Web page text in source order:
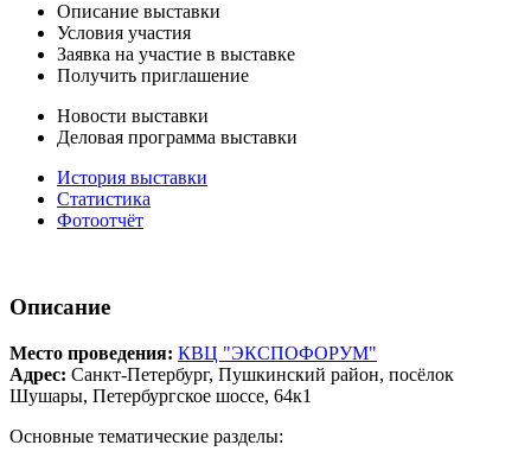
Описание выставки
Условия участия
Заявка на участие в выставке
Получить приглашение
Новости выставки
Деловая программа выставки
История выставки
Статистика
Фотоотчёт
Описание
Место проведения: КВЦ "ЭКСПОФОРУМ"
Адрес: Санкт-Петербург, Пушкинский район, посёлок
Шушары, Петербургское шоссе, 64к1
Основные тематические разделы: